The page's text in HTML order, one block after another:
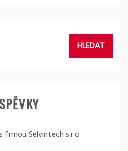
Selvintech s.r.o